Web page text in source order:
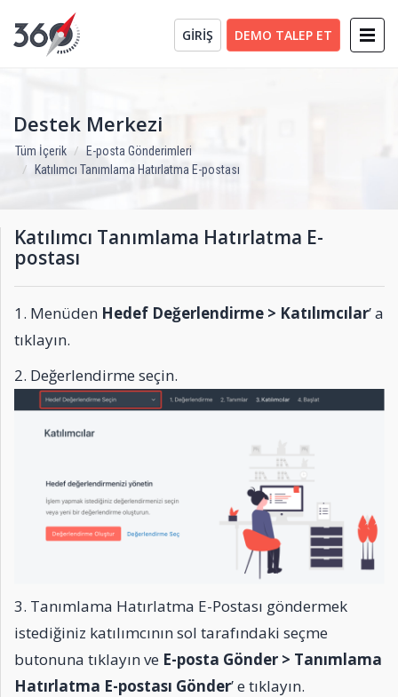
GİRİŞ DEMO TALEP ET
Destek Merkezi
Tüm İçerik
E-posta Gönderimleri
Katılımcı Tanımlama Hatırlatma E-postası
Katılımcı Tanımlama Hatırlatma E-
postası
1. Menüden Hedef Değerlendirme > Katılımcılar’ a
tıklayın.
2. Değerlendirme seçin.
3. Tanımlama Hatırlatma E-Postası göndermek
istediğiniz katılımcının sol tarafındaki seçme
butonuna tıklayın ve E-posta Gönder > Tanımlama
Hatırlatma E-postası Gönder’ e tıklayın.